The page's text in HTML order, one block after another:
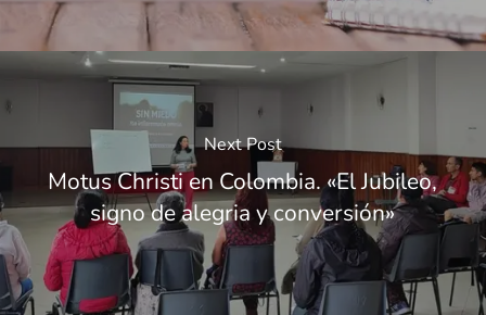
Next Post
Motus Christi en Colombia. «El Jubileo,
signo de alegria y conversión»